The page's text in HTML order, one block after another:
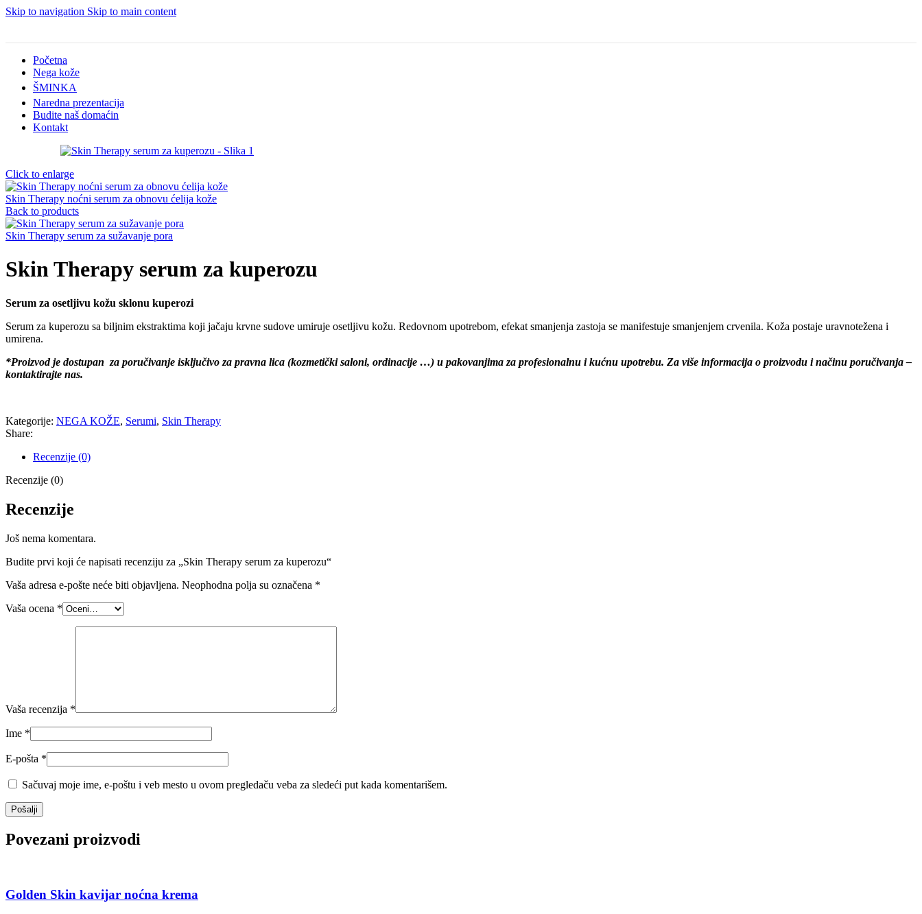
Skip to navigation Skip to main content
Početna
Nega kože
ŠMINKA
Naredna prezentacija
Budite naš domaćin
Kontakt
Click to enlarge
Skin Therapy noćni serum za obnovu ćelija kože
Back to products
Skin Therapy serum za sužavanje pora
Skin Therapy serum za kuperozu
Serum za osetljivu kožu sklonu kuperozi
Serum za kuperozu sa biljnim ekstraktima koji jačaju krvne sudove umiruje osetljivu kožu. Redovnom upotrebom, efekat smanjenja zastoja se manifestuje smanjenjem crvenila. Koža postaje uravnotežena i
umirena.
*Proizvod je dostupan za poručivanje isključivo za pravna lica (kozmetički saloni, ordinacije …) u pakovanjima za profesionalnu i kućnu upotrebu. Za više informacija o proizvodu i načinu poručivanja –
kontaktirajte nas.
Kategorije: NEGA KOŽE, Serumi, Skin Therapy
Share:
Recenzije (0)
Recenzije (0)
Recenzije
Još nema komentara.
Budite prvi koji će napisati recenziju za „Skin Therapy serum za kuperozu“
Vaša adresa e-pošte neće biti objavljena. Neophodna polja su označena *
Vaša ocena *
Vaša recenzija *
Ime *
E-pošta *
Sačuvaj moje ime, e-poštu i veb mesto u ovom pregledaču veba za sledeći put kada komentarišem.
Povezani proizvodi
Golden Skin kavijar noćna krema